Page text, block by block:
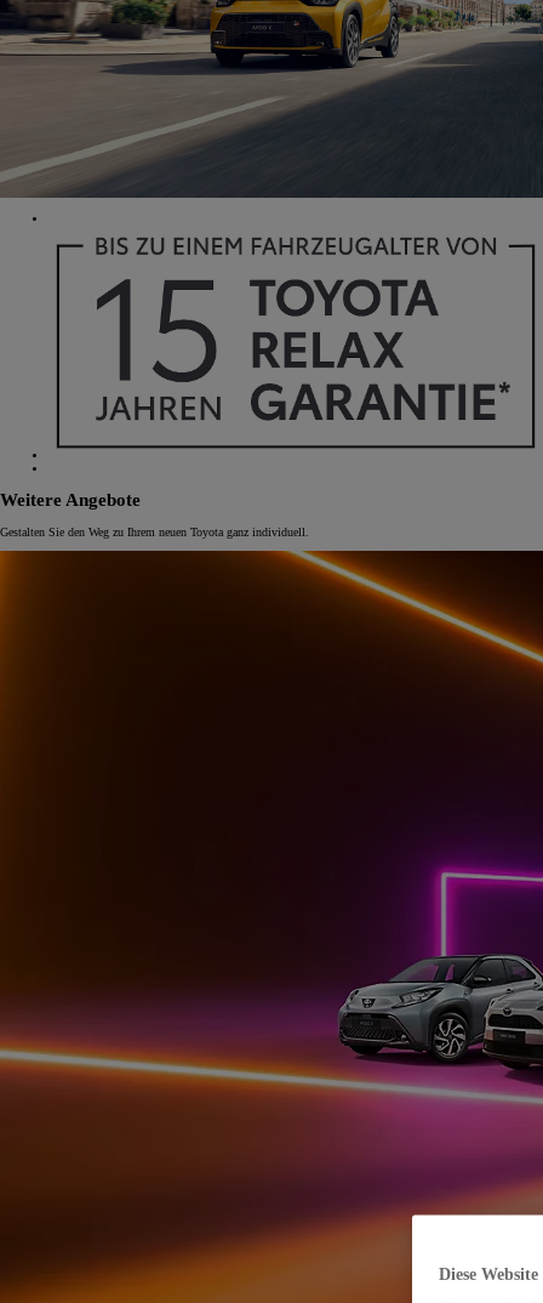
Weitere Angebote
Gestalten Sie den Weg zu Ihrem neuen Toyota ganz individuell.
Diese